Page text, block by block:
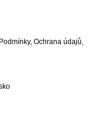
Podmínky, Ochrana údajů,